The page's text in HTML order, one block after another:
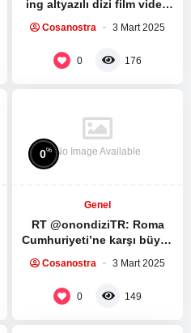
ing altyazılı dizi film video
sahip değil mi…
Cosanostra 3 Mart 2025
0 176
No Image Available
0%
Genel
RT @onondiziTR: Roma
Cumhuriyeti’ne karşı büyük
Spartacus Dizisinin ilk 5
bölümünü…
Cosanostra 3 Mart 2025
0 149